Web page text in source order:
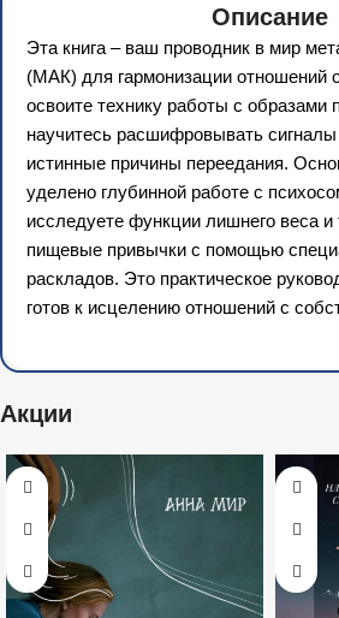
Описание
Эта книга – ваш проводник в мир
(МАК) для гармонизации отношений
освоите технику работы с образами
научитесь расшифровывать
истинные причины переедания.
уделено глубинной работе с
исследуете функции лишнего веса
пищевые привычки с помощью
раскладов. Это практическое
готов к исцелению отношений с
Акции